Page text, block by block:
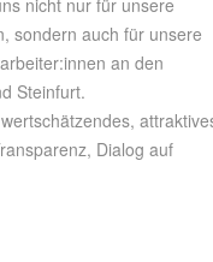
nicht nur für unsere
sondern auch für unsere
an den
Steinfurt.
Dialog auf